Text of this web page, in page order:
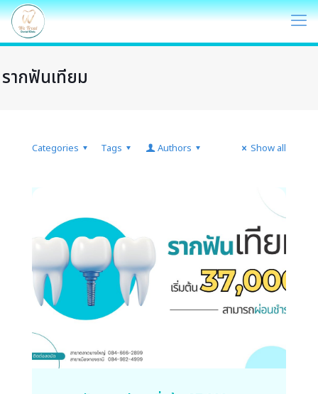
รากฟันเทียม
Categories Tags Authors Show all